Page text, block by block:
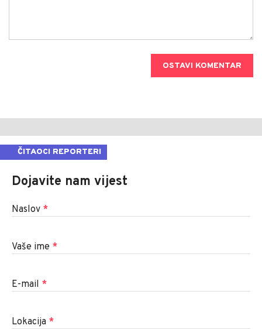
OSTAVI KOMENTAR
ČITAOCI REPORTERI
Dojavite nam vijest
Naslov *
Vaše ime *
E-mail *
Lokacija *